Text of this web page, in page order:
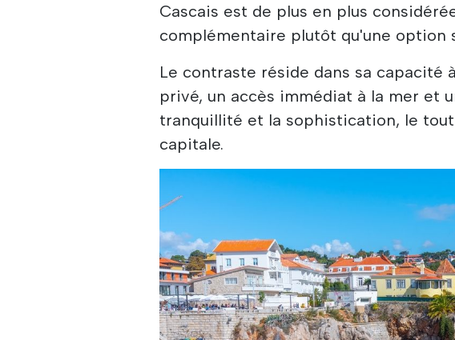
Cascais est de plus en plus
complémentaire plutôt qu'une option
Le contraste réside dans sa capacité
privé, un accès immédiat à la mer et
tranquillité et la sophistication, le
capitale.